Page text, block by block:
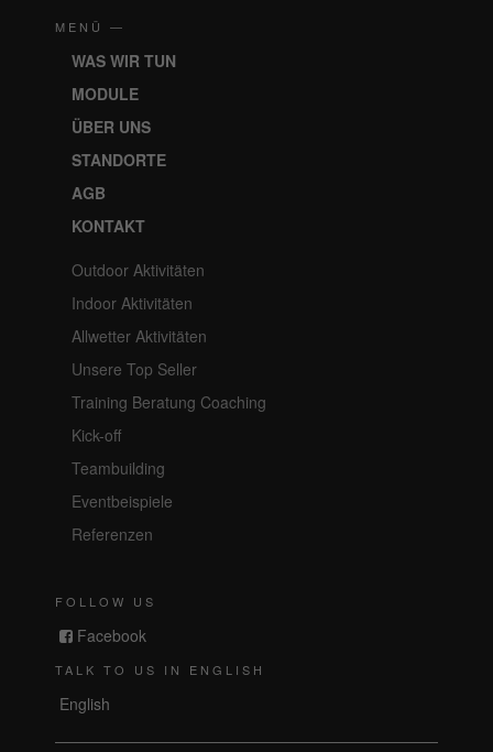
MENÜ —
WAS WIR TUN
MODULE
ÜBER UNS
STANDORTE
AGB
KONTAKT
Outdoor Aktivitäten
Indoor Aktivitäten
Allwetter Aktivitäten
Unsere Top Seller
Training Beratung Coaching
Kick-off
Teambuilding
Eventbeispiele
Referenzen
FOLLOW US
Facebook
TALK TO US IN ENGLISH
English